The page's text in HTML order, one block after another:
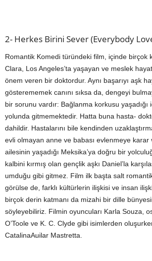
2- Herkes Birini Sever (Everybody
Romantik Komedi türündeki film, içinde birçok
Clara, Los Angeles’ta yaşayan ve meslek
önem veren bir doktordur. Aynı başarıyı aşk
gösterememek canını sıksa da, dengeyi
bir sorunu vardır: Bağlanma korkusu yaşadığı
yolunda gitmemektedir. Hatta buna hasta-
dahildir. Hastalarını bile kendinden
evli olmayan anne ve babası evlenmeye karar
ailesinin yaşadığı Meksika’ya doğru bir
kalbini kırmış olan gençlik aşkı Daniel’la
umduğu gibi gitmez. Film ilk başta salt
görülse de, farklı kültürlerin ilişkisi ve insan
birçok derin katmanı da mizahi bir dille
söyleyebiliriz. Filmin oyuncuları Karla Souza,
O’Toole ve K. C. Clyde gibi isimlerden
CatalinaAuilar Mastretta.